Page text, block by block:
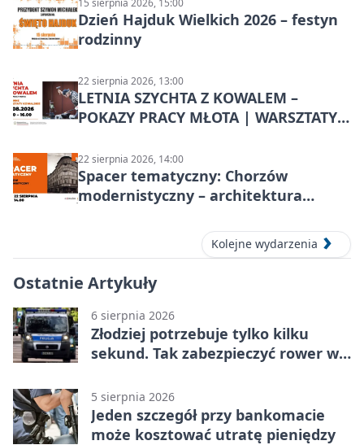
15 sierpnia 2026, 15:00
Dzień Hajduk Wielkich 2026 – festyn
rodzinny
22 sierpnia 2026, 13:00
LETNIA SZYCHTA Z KOWALEM –
POKAZY PRACY MŁOTA | WARSZTATY
22 sierpnia 2026, 14:00
Spacer tematyczny: Chorzów
modernistyczny – architektura
Kolejne wydarzenia
Ostatnie Artykuły
6 sierpnia 2026
Złodziej potrzebuje tylko kilku
sekund. Tak zabezpieczyć rower w
5 sierpnia 2026
Jeden szczegół przy bankomacie
może kosztować utratę pieniędzy